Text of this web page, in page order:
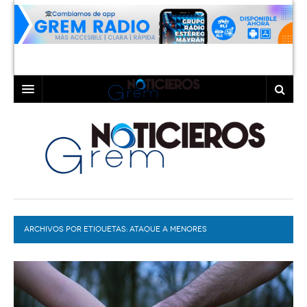
LAGUNA
TORREÓN
GÓMEZ PALACIO
LERDO
COAHUILA
DURANGO
DEPORTES
EXA
COLABORADORES
ARCHIVOS POR ETIQUETAS: ATAQUE A MENORES